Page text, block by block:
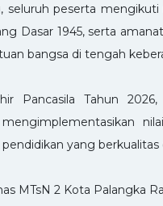
seluruh peserta
Dasar 1945, serta
bangsa di tengah
Pancasila Tahun
yang berkualitas
MTsN 2 Kota Palangka